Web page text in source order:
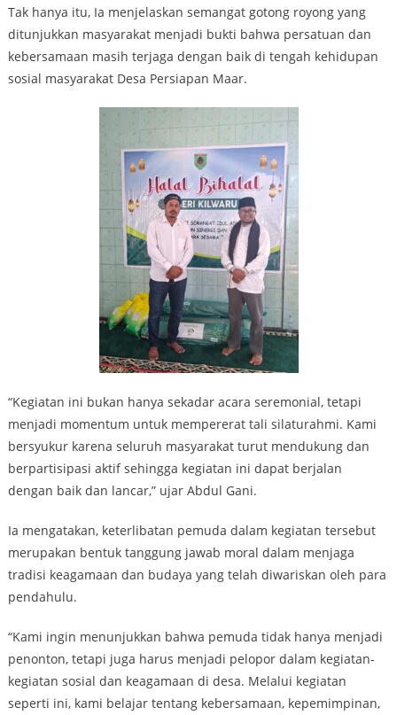
Tak hanya itu, Ia menjelaskan semangat gotong royong yang
ditunjukkan masyarakat menjadi bukti bahwa persatuan dan
kebersamaan masih terjaga dengan baik di tengah kehidupan
sosial masyarakat Desa Persiapan Maar.
“Kegiatan ini bukan hanya sekadar acara seremonial, tetapi
menjadi momentum untuk mempererat tali silaturahmi. Kami
bersyukur karena seluruh masyarakat turut mendukung dan
berpartisipasi aktif sehingga kegiatan ini dapat berjalan
dengan baik dan lancar,” ujar Abdul Gani.
Ia mengatakan, keterlibatan pemuda dalam kegiatan tersebut
merupakan bentuk tanggung jawab moral dalam menjaga
tradisi keagamaan dan budaya yang telah diwariskan oleh para
pendahulu.
“Kami ingin menunjukkan bahwa pemuda tidak hanya menjadi
penonton, tetapi juga harus menjadi pelopor dalam kegiatan-
kegiatan sosial dan keagamaan di desa. Melalui kegiatan
seperti ini, kami belajar tentang kebersamaan, kepemimpinan,